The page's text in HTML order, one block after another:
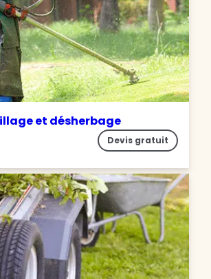
et désherbage
Devis gratuit